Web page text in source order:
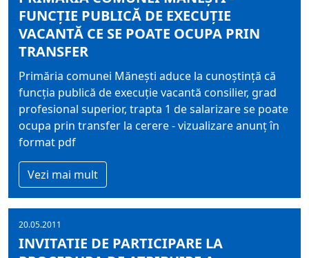
FUNCŢIE PUBLICĂ DE EXECUŢIE
VACANTĂ CE SE POATE OCUPA PRIN
TRANSFER
Primăria comunei Măneşti aduce la cunoştinţă că
funcţia publică de execuţie vacantă consilier, grad
profesional superior, trapta 1 de salarizare se poate
ocupa prin transfer la cerere - vizualizare anunţ în
format pdf
Vezi mai mult
20.05.2011
INVITATIE DE PARTICIPARE LA